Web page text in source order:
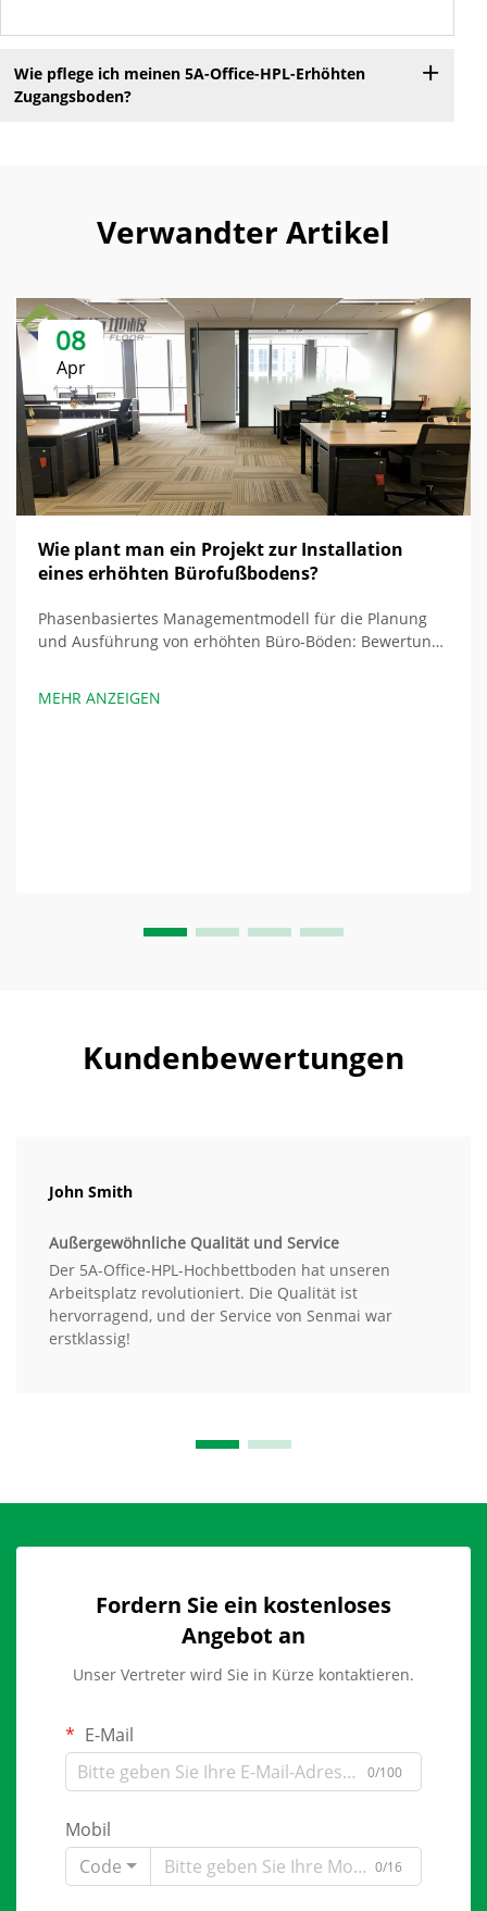
Wie pflege ich meinen 5A-Office-HPL-Erhöhten
Zugangsboden?
Verwandter Artikel
08
Apr
Wie plant man ein Projekt zur Installation
eines erhöhten Bürofußbodens?
Phasenbasiertes Managementmodell für die Planung
und Ausführung von erhöhten Büro-Böden: Bewertung
sämtliche unter dem Boden befindlichen
MEHR ANZEIGEN
Kundenbewertungen
John Smith
Außergewöhnliche Qualität und Service
Der 5A-Office-HPL-Hochbettboden hat unseren
Arbeitsplatz revolutioniert. Die Qualität ist
hervorragend, und der Service von Senmai war
erstklassig!
Fordern Sie ein kostenloses
Angebot an
Unser Vertreter wird Sie in Kürze kontaktieren.
E-Mail
0/100
Mobil
Code
0/16